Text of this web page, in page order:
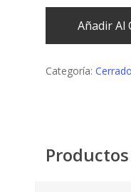
Añadir Al
Categoría: